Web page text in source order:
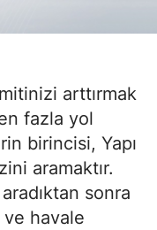
arttırmak
fazla yol
birincisi, Yapı
aramaktır.
sonra
ve havale